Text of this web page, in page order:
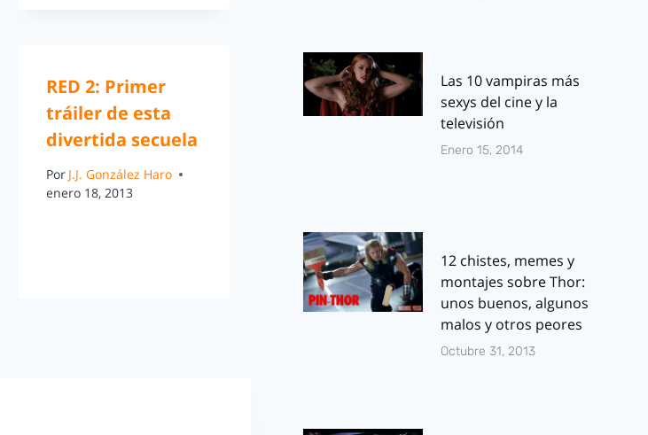
RED 2: Primer
tráiler de esta
divertida secuela
Por J.J. González Haro
enero 18, 2013
Las 10 vampiras más
sexys del cine y la
televisión
Enero 15, 2014
12 chistes, memes y
montajes sobre Thor:
unos buenos, algunos
malos y otros peores
Octubre 31, 2013